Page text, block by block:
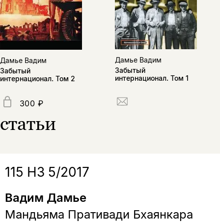
Дамье Вадим
Забытый
интернационал. Том 2
300 ₽
Дамье Вадим
Забытый
интернационал. Том 1
статьи
115 НЗ 5/2017
Вадим Дамье
Мандьяма Пративади Бхаянкара